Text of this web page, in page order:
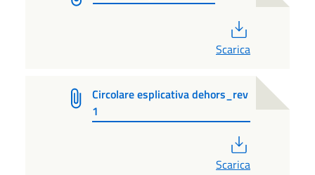
Scarica
Circolare esplicativa dehors_rev
1
Scarica